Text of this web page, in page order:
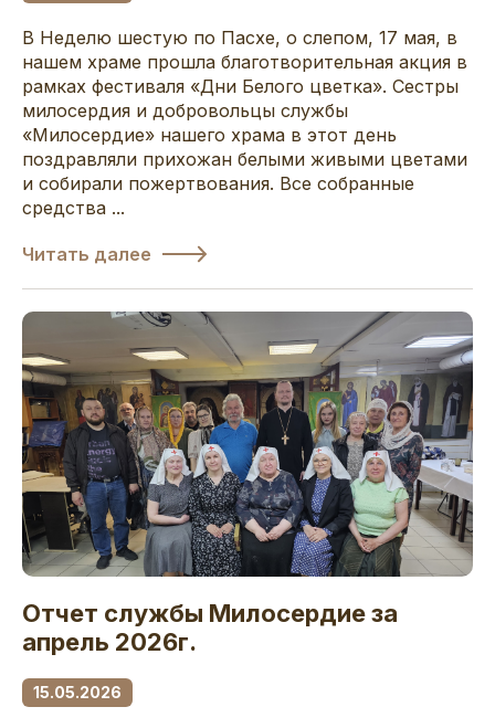
В Неделю шестую по Пасхе, о слепом, 17 мая, в
нашем храме прошла благотворительная акция в
рамках фестиваля «Дни Белого цветка». Сестры
милосердия и добровольцы службы
«Милосердие» нашего храма в этот день
поздравляли прихожан белыми живыми цветами
и собирали пожертвования. Все собранные
средства ...
Читать далее
Отчет службы Милосердие за
апрель 2026г.
15.05.2026